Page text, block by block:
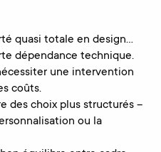
quasi totale en design…
dépendance technique.
une intervention
coûts.
des choix plus structurés –
ou la